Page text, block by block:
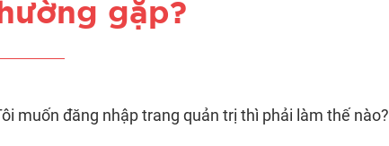
gặp?
muốn đăng nhập trang quản trị thì phải làm thế nào?